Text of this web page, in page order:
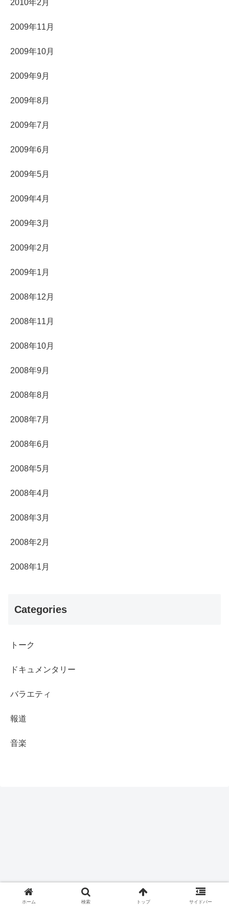
2010年2月
2009年11月
2009年10月
2009年9月
2009年8月
2009年7月
2009年6月
2009年5月
2009年4月
2009年3月
2009年2月
2009年1月
2008年12月
2008年11月
2008年10月
2008年9月
2008年8月
2008年7月
2008年6月
2008年5月
2008年4月
2008年3月
2008年2月
2008年1月
Categories
トーク
ドキュメンタリー
バラエティ
報道
音楽
ホーム 検索 トップ サイドバー